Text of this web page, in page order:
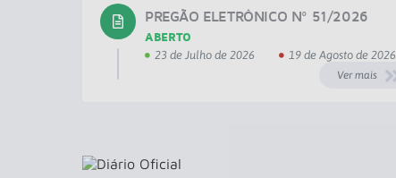
PREGÃO ELETRÔNICO Nº 51/2026
ABERTO
23 de Julho de 2026 19 de Agosto de 2026
Ver mais